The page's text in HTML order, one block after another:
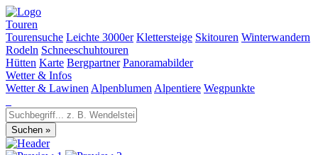
Touren
Tourensuche Leichte 3000er Klettersteige Skitouren Winterwandern
Rodeln Schneeschuhtouren
Hütten Karte Bergpartner Panoramabilder
Wetter & Infos
Wetter & Lawinen Alpenblumen Alpentiere Wegpunkte